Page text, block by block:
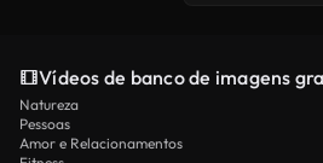
Vídeos de banco de imagens
Natureza
Pessoas
Amor e Relacionamentos